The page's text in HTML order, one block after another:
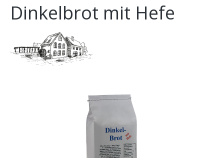
Dinkelbrot mit Hefe
Bildergalerie überspringen